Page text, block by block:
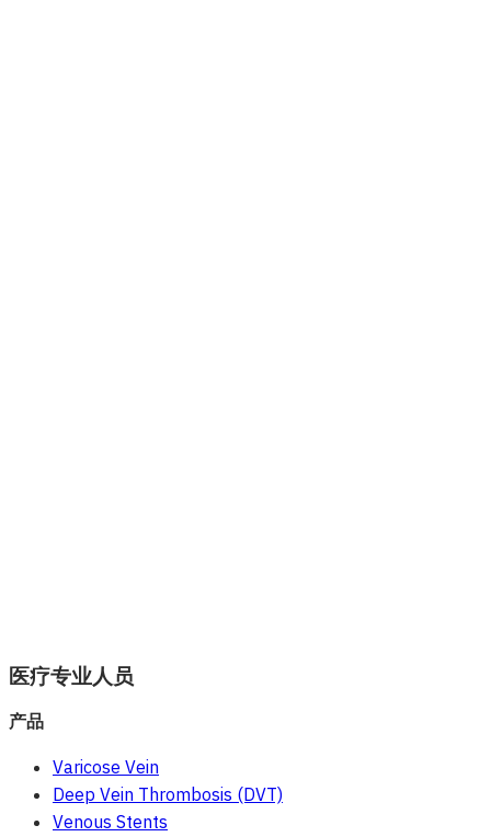
医疗专业人员
产品
Varicose Vein
Deep Vein Thrombosis (DVT)
Venous Stents